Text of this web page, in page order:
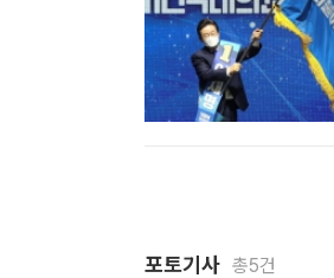
포토기사 총5건